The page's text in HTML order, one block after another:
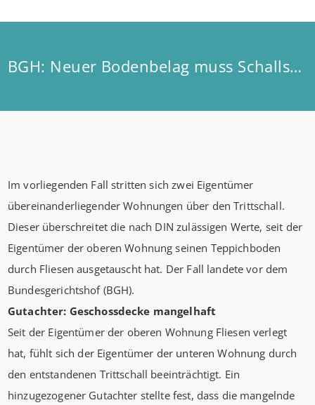
BGH: Neuer Bodenbelag muss Schallschutzstandard einhalten
Im vorliegenden Fall stritten sich zwei Eigentümer
übereinanderliegender Wohnungen über den Trittschall.
Dieser überschreitet die nach DIN zulässigen Werte, seit der
Eigentümer der oberen Wohnung seinen Teppichboden
durch Fliesen ausgetauscht hat. Der Fall landete vor dem
Bundesgerichtshof (BGH).
Gutachter: Geschossdecke mangelhaft
Seit der Eigentümer der oberen Wohnung Fliesen verlegt
hat, fühlt sich der Eigentümer der unteren Wohnung durch
den entstandenen Trittschall beeinträchtigt. Ein
hinzugezogener Gutachter stellte fest, dass die mangelnde